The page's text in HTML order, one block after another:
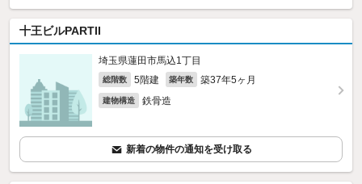
十王ビルPARTII
埼玉県蓮田市馬込1丁目
総階数 5階建 築年数 築37年5ヶ月
建物構造 鉄骨造
新着の物件の通知を受け取る